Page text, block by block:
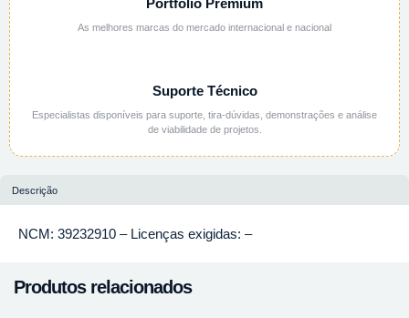
Portfólio Premium
As melhores marcas do mercado internacional e nacional
Suporte Técnico
Especialistas disponíveis para suporte, tira-dúvidas, demonstrações e análise
de viabilidade de projetos.
Descrição
NCM: 39232910 – Licenças exigidas: –
Produtos relacionados